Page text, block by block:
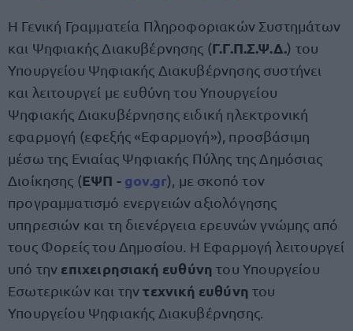
Η Γενική Γραμματεία Πληροφοριακών Συστημάτων
και Ψηφιακής Διακυβέρνησης (Γ.Γ.Π.Σ.Ψ.Δ.) του
Υπουργείου Ψηφιακής Διακυβέρνησης συστήνει
και λειτουργεί με ευθύνη του Υπουργείου
Ψηφιακής Διακυβέρνησης ειδική ηλεκτρονική
εφαρμογή (εφεξής «Εφαρμογή»), προσβάσιμη
μέσω της Ενιαίας Ψηφιακής Πύλης της Δημόσιας
Διοίκησης (ΕΨΠ - gov.gr), με σκοπό τον
προγραμματισμό ενεργειών αξιολόγησης
υπηρεσιών και τη διενέργεια ερευνών γνώμης από
τους Φορείς του Δημοσίου. Η Εφαρμογή λειτουργεί
υπό την επιχειρησιακή ευθύνη του Υπουργείου
Εσωτερικών και τηντεχνική ευθύνη του
Υπουργείου Ψηφιακής Διακυβέρνησης.